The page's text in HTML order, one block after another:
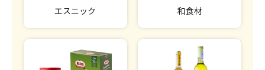
エスニック 和食材